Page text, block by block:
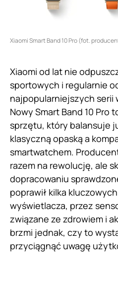
Xiaomi Smart Band 10 Pro (fot.
Xiaomi od lat nie
sportowych i regularnie
najpopularniejszych serii
Nowy Smart Band 10 Pro
sprzętu, który balansuje
klasyczną opaską a
smartwatchem.
razem na rewolucję, ale
dopracowaniu
poprawił kilka
wyświetlacza, przez
związane ze zdrowiem i
brzmi jednak, czy to
przyciągnąć uwagę